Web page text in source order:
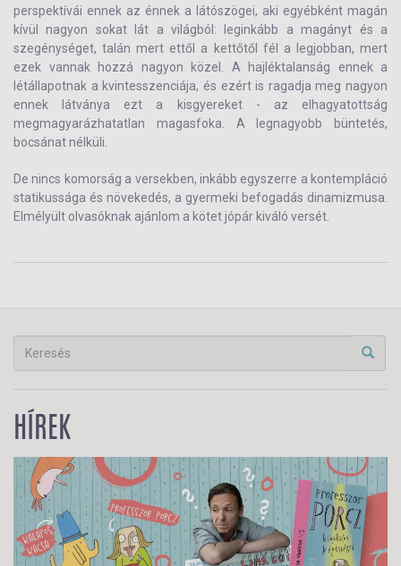
perspektívái ennek az énnek a látószögei, aki egyébként magán
kívül nagyon sokat lát a világból: leginkább a magányt és a
szegénységet, talán mert ettől a kettőtől fél a legjobban, mert
ezek vannak hozzá nagyon közel. A hajléktalanság ennek a
létállapotnak a kvintesszenciája, és ezért is ragadja meg nagyon
ennek látványa ezt a kisgyereket - az elhagyatottság
megmagyarázhatatlan magasfoka. A legnagyobb büntetés,
bocsánat nélküli.
De nincs komorság a versekben, inkább egyszerre a kontempláció
statikussága és növekedés, a gyermeki befogadás dinamizmusa.
Elmélyült olvasóknak ajánlom a kötet jópár kiváló versét.
HÍREK